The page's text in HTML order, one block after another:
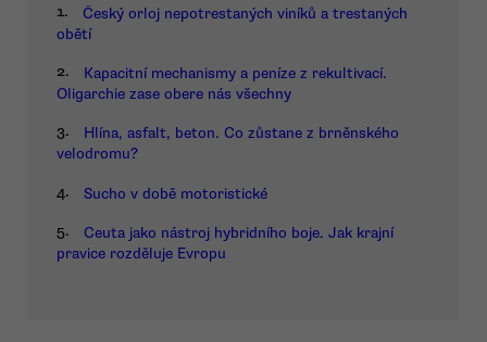
1.
Český orloj nepotrestaných viníků a trestaných
obětí
2.
Kapacitní mechanismy a peníze z rekultivací.
Oligarchie zase obere nás všechny
3.
Hlína, asfalt, beton. Co zůstane z brněnského
velodromu?
4. Sucho v době motoristické
5.
Ceuta jako nástroj hybridního boje. Jak krajní
pravice rozděluje Evropu